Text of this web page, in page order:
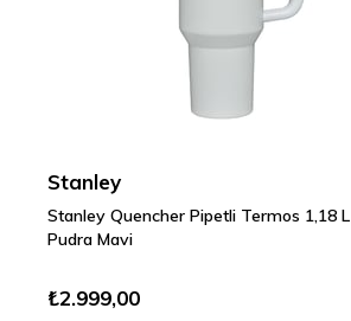
Stanley
Stanley Quencher Pipetli Termos 1,18 L
Pudra Mavi
₺2.999,00